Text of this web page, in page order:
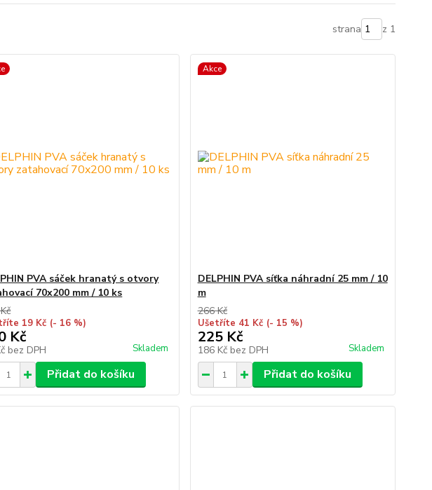
strana z 1
PVA sáček hranatý s otvory
70x200 mm / 10 ks
19 Kč (- 16 %)
Kč
bez DPH Skladem
Přidat do košíku
Akce
DELPHIN PVA síťka náhradní 25 mm / 10
m
266 Kč
Ušetříte 41 Kč (- 15 %)
225 Kč
186 Kč bez DPH Skladem
Přidat do košíku